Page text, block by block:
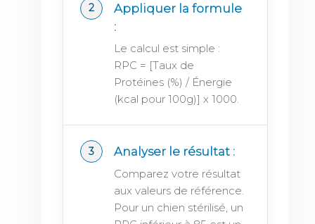
Appliquer la formule
:
Le calcul est simple :
RPC = [Taux de
Protéines (%) / Énergie
(kcal pour 100g)] x 1000.
Analyser le résultat :
Comparez votre résultat
aux valeurs de référence.
Pour un chien stérilisé, un